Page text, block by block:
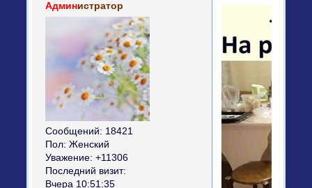
Администратор
Сообщений: 18421
Пол: Женский
Уважение: +11306
Последний визит:
Вчера 10:51:35